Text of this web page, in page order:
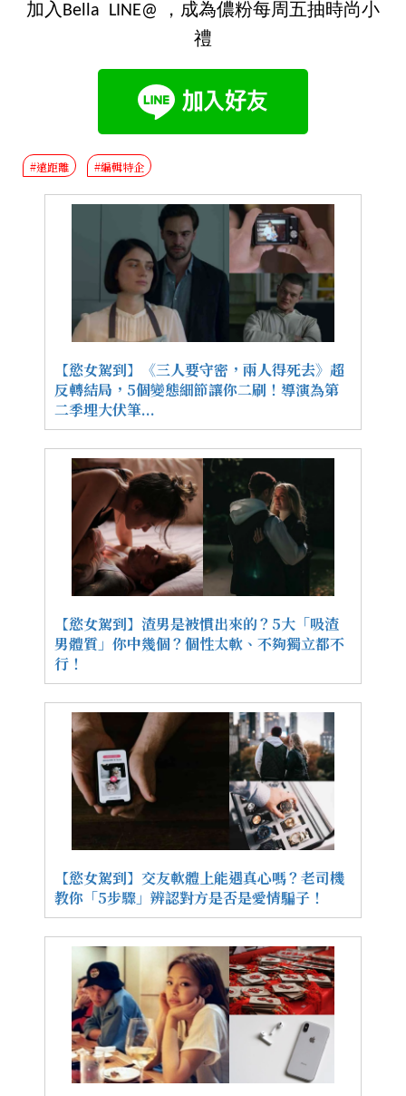
加入Bella LINE@ ，成為儂粉每周五抽時尚小
禮
#遠距離 #編輯特企
【慾女駕到】《三人要守密，兩人得死去》超
反轉結局，5個變態細節讓你二刷！導演為第
二季埋大伏筆...
【慾女駕到】渣男是被慣出來的？5大「吸渣
男體質」你中幾個？個性太軟、不夠獨立都不
行！
【慾女駕到】交友軟體上能遇真心嗎？老司機
教你「5步驟」辨認對方是否是愛情騙子！